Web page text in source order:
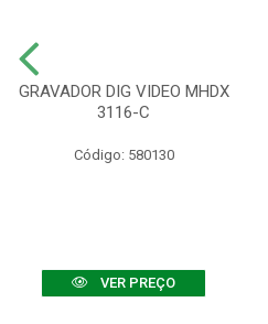
GRAVADOR DIG VIDEO MHDX
3116-C
Código: 580130
VER PREÇO